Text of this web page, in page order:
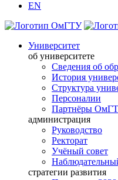
EN
Университет
об университете
Сведения об
История
Структура
Персоналии
Партнёры
администрация
Руководство
Ректорат
Учёный совет
стратегии развития